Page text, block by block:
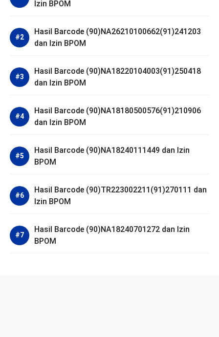
Izin BPOM
Hasil Barcode (90)NA26210100662(91)241203
dan Izin BPOM
Hasil Barcode (90)NA18220104003(91)250418
dan Izin BPOM
Hasil Barcode (90)NA18180500576(91)210906
dan Izin BPOM
Hasil Barcode (90)NA18240111449 dan Izin
BPOM
Hasil Barcode (90)TR223002211(91)270111 dan
Izin BPOM
Hasil Barcode (90)NA18240701272 dan Izin
BPOM